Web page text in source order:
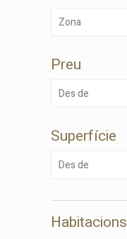
Zona
Preu
Des de
Superfície
Des de
Habitacions